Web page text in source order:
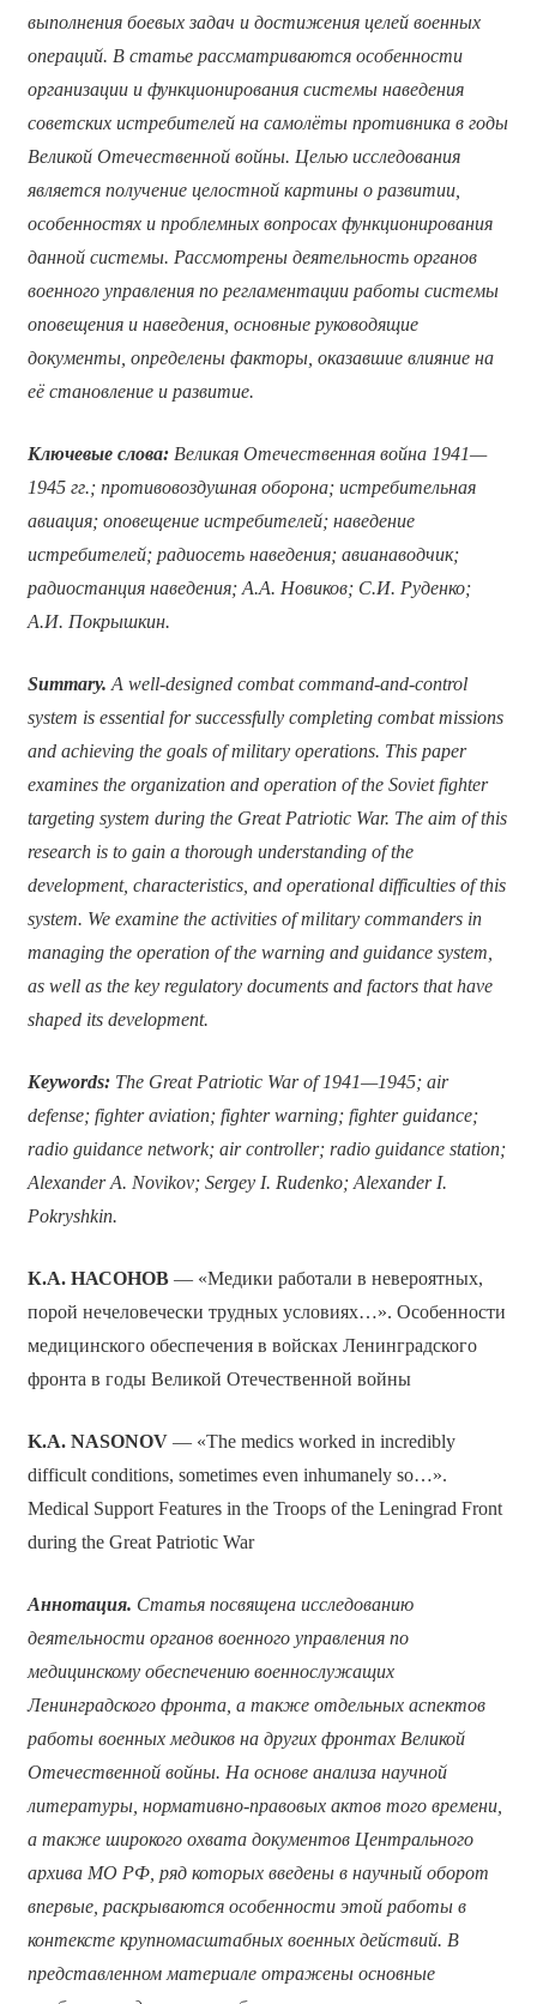
выполнения боевых задач и достижения целей военных
операций. В статье рассматриваются особенности
организации и функционирования системы наведения
советских истребителей на самолёты противника в годы
Великой Отечественной войны. Целью исследования
является получение целостной картины о развитии,
особенностях и проблемных вопросах функционирования
данной системы. Рассмотрены деятельность органов
военного управления по регламентации работы системы
оповещения и наведения, основные руководящие
документы, определены факторы, оказавшие влияние на
её становление и развитие.
Ключевые слова: Великая Отечественная война 1941—
1945 гг.; противовоздушная оборона; истребительная
авиация; оповещение истребителей; наведение
истребителей; радиосеть наведения; авианаводчик;
радиостанция наведения; А.А. Новиков; С.И. Руденко;
А.И. Покрышкин.
Summary. A well-designed combat command-and-control
system is essential for successfully completing combat missions
and achieving the goals of military operations. This paper
examines the organization and operation of the Soviet fighter
targeting system during the Great Patriotic War. The aim of this
research is to gain a thorough understanding of the
development, characteristics, and operational difficulties of this
system. We examine the activities of military commanders in
managing the operation of the warning and guidance system,
as well as the key regulatory documents and factors that have
shaped its development.
Keywords:The Great Patriotic War of 1941—1945; air
defense; fighter aviation; fighter warning; fighter guidance;
radio guidance network; air controller; radio guidance station;
Alexander A. Novikov; Sergey I. Rudenko; Alexander I.
Pokryshkin.
К.А. НАСОНОВ— «Медики работали в невероятных,
порой нечеловечески трудных условиях…». Особенности
медицинского обеспечения в войсках Ленинградского
фронта в годы Великой Отечественной войны
K.A. NASONOV— «The medics worked in incredibly
difficult conditions, sometimes even inhumanely so…».
Medical Support Features in the Troops of the Leningrad Front
during the Great Patriotic War
Аннотация. Статья посвящена исследованию
деятельности органов военного управления по
медицинскому обеспечению военнослужащих
Ленинградского фронта, а также отдельных аспектов
работы военных медиков на других фронтах Великой
Отечественной войны. На основе анализа научной
литературы, нормативно-правовых актов того времени,
а также широкого охвата документов Центрального
архива МО РФ, ряд которых введены в научный оборот
впервые, раскрываются особенности этой работы в
контексте крупномасштабных военных действий. В
представленном материале отражены основные